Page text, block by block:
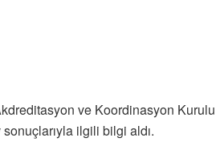
ve Koordinasyon Kurulu
sonuçlarıyla ilgili bilgi aldı.